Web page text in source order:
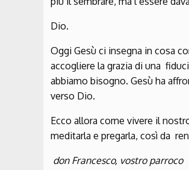
Dio.
Oggi Gesù ci insegna in cosa
accogliere la grazia di una
abbiamo bisogno. Gesù ha
verso Dio.
Ecco allora come vivere il
meditarla e pregarla, così da
don Francesco, vostro parroco